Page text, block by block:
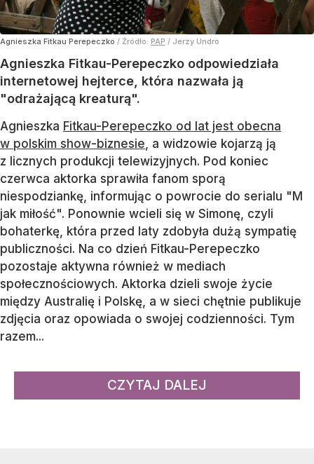
Agnieszka Fitkau Perepeczko / Źródło: PAP / Jerzy Undro
Agnieszka Fitkau-Perepeczko odpowiedziała
internetowej hejterce, która nazwała ją
"odrażającą kreaturą".
Agnieszka Fitkau-Perepeczko od lat jest obecna
w polskim show-biznesie, a widzowie kojarzą ją
z licznych produkcji telewizyjnych. Pod koniec
czerwca aktorka sprawiła fanom sporą
niespodziankę, informując o powrocie do serialu "M
jak miłość". Ponownie wcieli się w Simonę, czyli
bohaterkę, która przed laty zdobyła dużą sympatię
publiczności. Na co dzień Fitkau-Perepeczko
pozostaje aktywna również w mediach
społecznościowych. Aktorka dzieli swoje życie
między Australię i Polskę, a w sieci chętnie publikuje
zdjęcia oraz opowiada o swojej codzienności. Tym
razem...
CZYTAJ DALEJ